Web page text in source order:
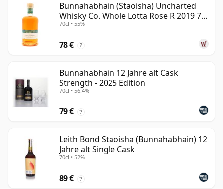
Bunnahabhain (Staoisha) Uncharted
Whisky Co. Whole Lotta Rose R 2019 7
Jahre alt
70cl • 55%
78 € ?
Bunnahabhain 12 Jahre alt Cask
Strength - 2025 Edition
70cl • 56.4%
79 € ?
Leith Bond Staoisha (Bunnahabhain) 12
Jahre alt Single Cask
70cl • 52%
89 € ?